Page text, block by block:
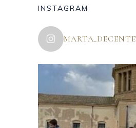
INSTAGRAM
MARTA_DECENTE